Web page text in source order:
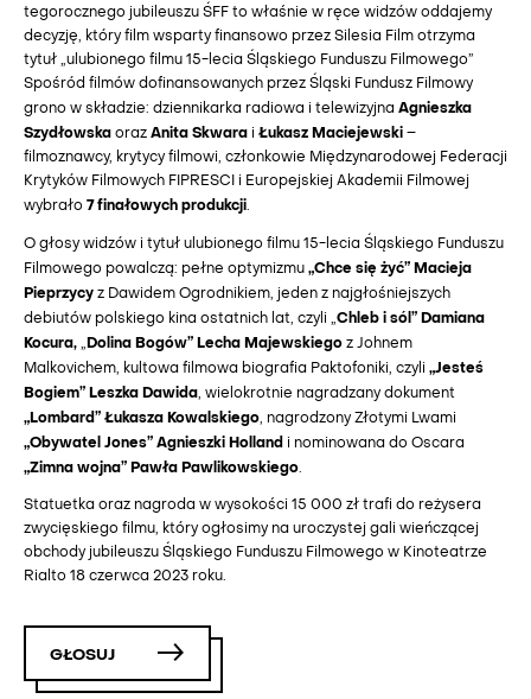
tegorocznego jubileuszu ŚFF to właśnie w ręce widzów oddajemy
decyzję, który film wsparty finansowo przez Silesia Film otrzyma
tytuł „ulubionego filmu 15-lecia Śląskiego Funduszu Filmowego”
Spośród filmów dofinansowanych przez Śląski Fundusz Filmowy
grono w składzie: dziennikarka radiowa i telewizyjna Agnieszka
Szydłowska oraz Anita Skwara i Łukasz Maciejewski –
filmoznawcy, krytycy filmowi, członkowie Międzynarodowej Federacji
Krytyków Filmowych FIPRESCI i Europejskiej Akademii Filmowej
wybrało 7 finałowych produkcji .
O głosy widzów i tytuł ulubionego filmu 15-lecia Śląskiego Funduszu
Filmowego powalczą: pełne optymizmu „Chce się żyć” Macieja
Pieprzycy z Dawidem Ogrodnikiem, jeden z najgłośniejszych
debiutów polskiego kina ostatnich lat, czyli „Chleb i sól” Damiana
Kocura, „ Dolina Bogów” Lecha Majewskiego z Johnem
Malkovichem, kultowa filmowa biografia Paktofoniki, czyli „Jesteś
Bogiem” Leszka Dawida, wielokrotnie nagradzany dokument
„Lombard” Łukasza Kowalskiego, nagrodzony Złotymi Lwami
„Obywatel Jones” Agnieszki Holland i nominowana do Oscara
„Zimna wojna” Pawła Pawlikowskiego.
Statuetka oraz nagroda w wysokości 15 000 zł trafi do reżysera
zwycięskiego filmu, który ogłosimy na uroczystej gali wieńczącej
obchody jubileuszu Śląskiego Funduszu Filmowego w Kinoteatrze
Rialto 18 czerwca 2023 roku.
GŁOSUJ